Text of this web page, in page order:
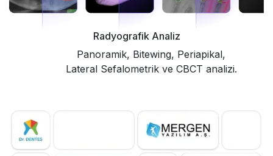
Radyografik Analiz
Panoramik, Bitewing, Periapikal,
Lateral Sefalometrik ve CBCT analizi.